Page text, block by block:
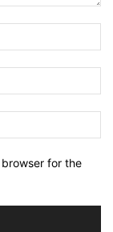
for the